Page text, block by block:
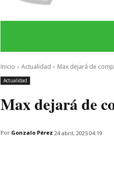
Inicio Actualidad Max dejará de
Actualidad
Max dejará de
Por Gonzalo Pérez 24 abril, 2025 04:19